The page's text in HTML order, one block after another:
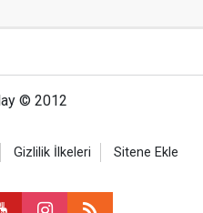
© 2012
Gizlilik İlkeleri Sitene Ekle